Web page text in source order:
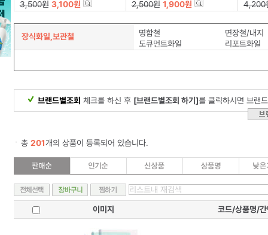
3,500원 3,100원
2,500원 1,900원
4,200
장식화일,보관철 명함철
면장철/내지
도큐먼트화일
리포트화일
브랜드별조회 체크를 하신 후 [브랜드별조회 하기]를 클릭하시면 브랜
총 201개의 상품이 등록되어 있습니다.
이미지 코드/상품명/간